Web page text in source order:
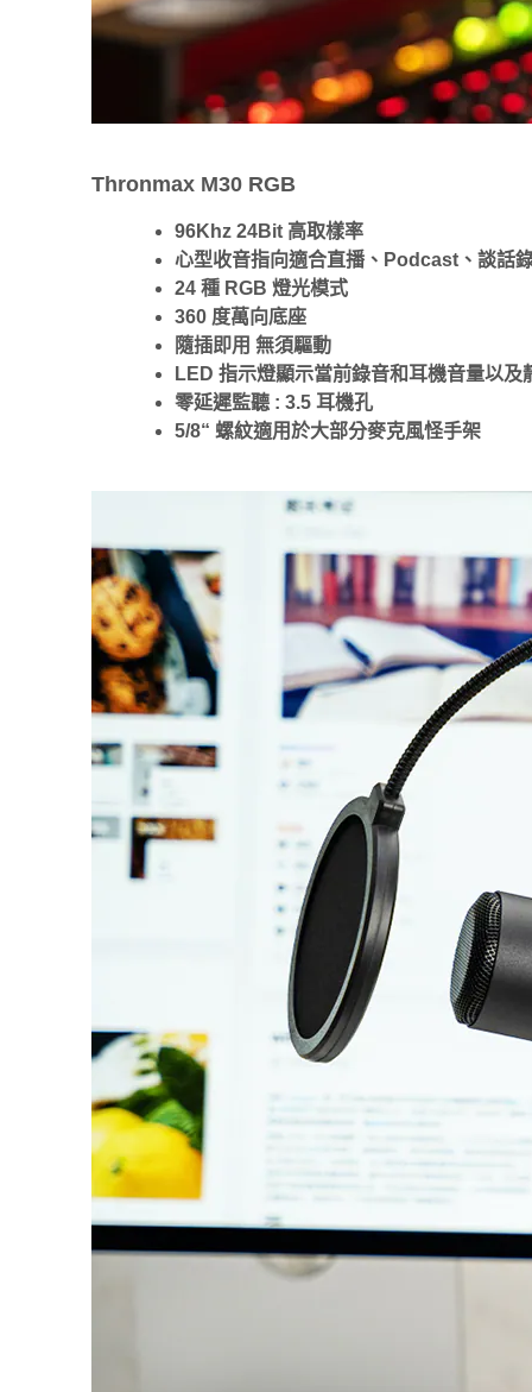
Thronmax M30 RGB
96Khz 24Bit 高取樣率
心型收音指向適合直播、Podcast、談話
24 種 RGB 燈光模式
360 度萬向底座
隨插即用 無須驅動
LED 指示燈顯示當前錄音和耳機音量以及
零延遲監聽 : 3.5 耳機孔
5/8“ 螺紋適用於大部分麥克風怪手架